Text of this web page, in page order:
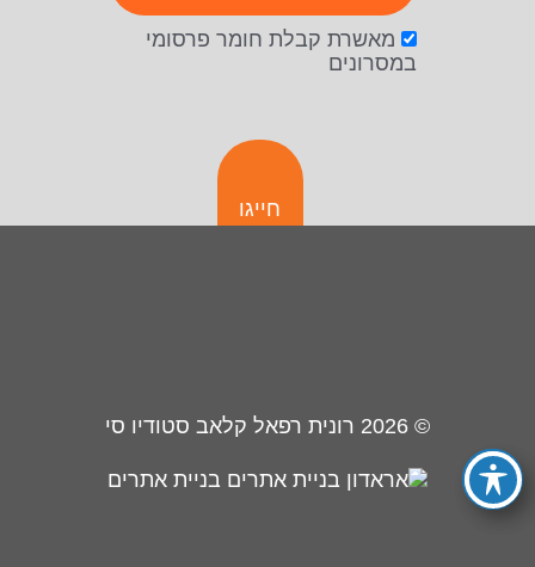
מאשרת קבלת חומר פרסומי
במסרונים
חייגו
© 2026 רונית רפאל קלאב סטודיו סי
בניית אתרים